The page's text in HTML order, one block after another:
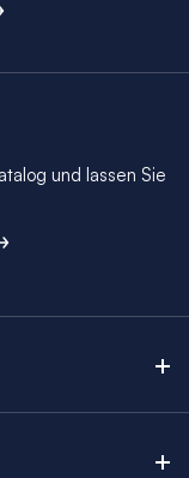
und lassen Sie